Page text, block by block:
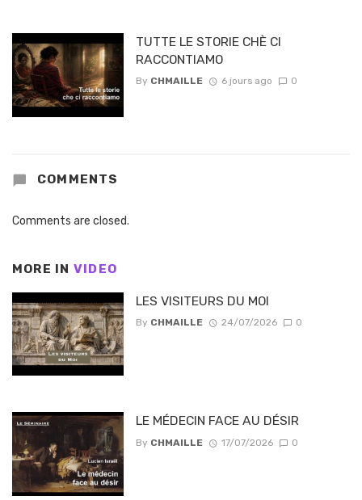
TUTTE LE STORIE CHÈ CI
RACCONTIAMO
By CHMAILLE 6 jours ago 0
COMMENTS
Comments are closed.
MORE IN VIDEO
LES VISITEURS DU MOI
By CHMAILLE 24/07/2026 0
LE MÉDECIN FACE AU DÉSIR
By CHMAILLE 17/07/2026 0